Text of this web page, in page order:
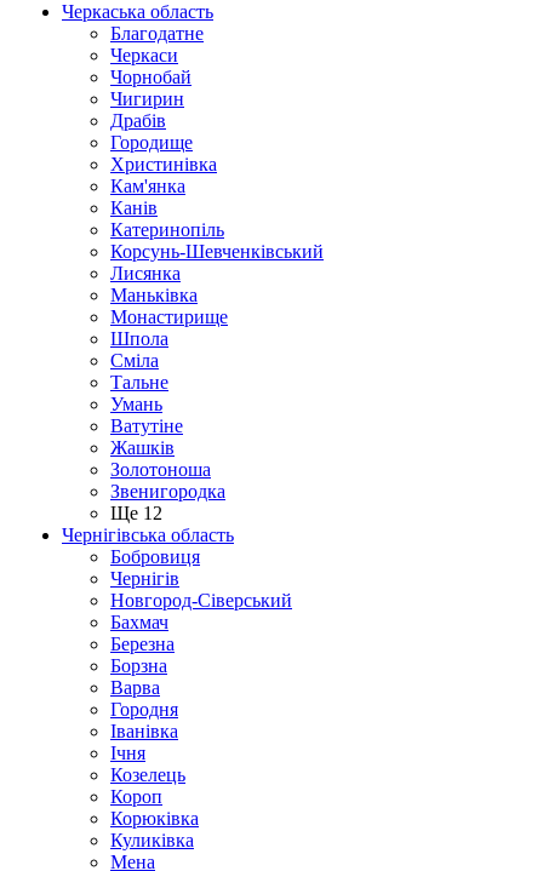
Черкаська область
Благодатне
Черкаси
Чорнобай
Чигирин
Драбів
Городище
Христинівка
Кам'янка
Канів
Катеринопіль
Корсунь-Шевченківський
Лисянка
Маньківка
Монастирище
Шпола
Сміла
Тальне
Умань
Ватутіне
Жашків
Золотоноша
Звенигородка
Ще 12
Чернігівська область
Бобровиця
Чернігів
Новгород-Сіверський
Бахмач
Березна
Борзна
Варва
Городня
Іванівка
Ічня
Козелець
Короп
Корюківка
Куликівка
Мена